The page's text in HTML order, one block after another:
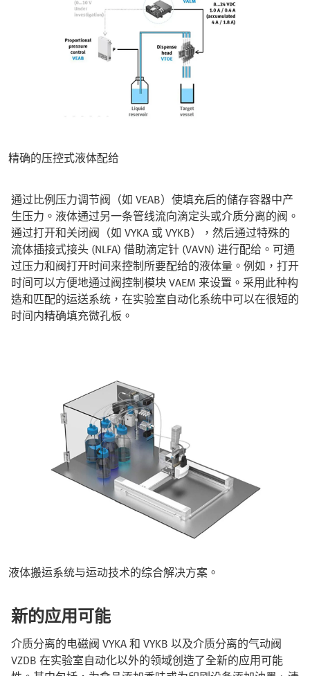
精确的压控式液体配给
通过比例压力调节阀（如 VEAB）使填充后的储存容器中产
生压力。液体通过另一条管线流向滴定头或介质分离的阀。
通过打开和关闭阀（如 VYKA 或 VYKB），然后通过特殊的
流体插接式接头 (NLFA) 借助滴定针 (VAVN) 进行配给。可通
过压力和阀打开时间来控制所要配给的液体量。例如，打开
时间可以方便地通过阀控制模块 VAEM 来设置。采用此种构
造和匹配的运送系统，在实验室自动化系统中可以在很短的
时间内精确填充微孔板。
液体搬运系统与运动技术的综合解决方案。
新的应用可能
介质分离的电磁阀 VYKA 和 VYKB 以及介质分离的气动阀
VZDB 在实验室自动化以外的领域创造了全新的应用可能